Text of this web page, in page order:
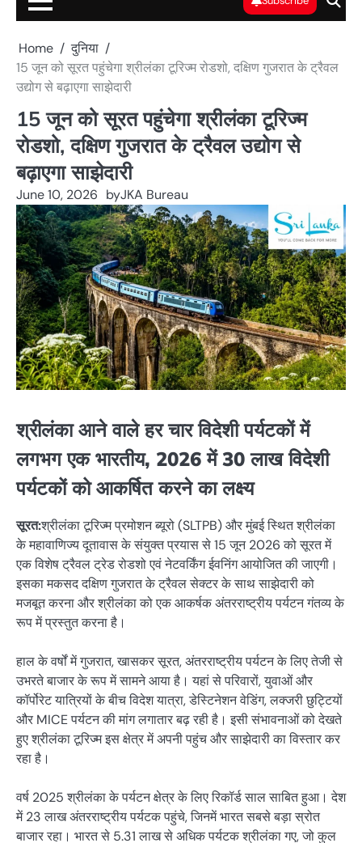
Home
दुनिया
15 जून को सूरत पहुंचेगा श्रीलंका टूरिज्म रोडशो, दक्षिण गुजरात के ट्रैवल
उद्योग से बढ़ाएगा साझेदारी
15 जून को सूरत पहुंचेगा श्रीलंका टूरिज्म
रोडशो, दक्षिण गुजरात के ट्रैवल उद्योग से
बढ़ाएगा साझेदारी
June 10, 2026 byJKA Bureau
श्रीलंका आने वाले हर चार विदेशी पर्यटकों में
लगभग एक भारतीय, 2026 में 30 लाख विदेशी
पर्यटकों को आकर्षित करने का लक्ष्य
सूरत:श्रीलंका टूरिज्म प्रमोशन ब्यूरो (SLTPB) और मुंबई स्थित श्रीलंका
के महावाणिज्य दूतावास के संयुक्त प्रयास से 15 जून 2026 को सूरत में
एक विशेष ट्रैवल ट्रेड रोडशो एवं नेटवर्किंग ईवनिंग आयोजित की जाएगी।
इसका मकसद दक्षिण गुजरात के ट्रैवल सेक्टर के साथ साझेदारी को
मजबूत करना और श्रीलंका को एक आकर्षक अंतरराष्ट्रीय पर्यटन गंतव्य के
रूप में प्रस्तुत करना है।
हाल के वर्षों में गुजरात, खासकर सूरत, अंतरराष्ट्रीय पर्यटन के लिए तेजी से
उभरते बाजार के रूप में सामने आया है। यहां से परिवारों, युवाओं और
कॉर्पोरेट यात्रियों के बीच विदेश यात्रा, डेस्टिनेशन वेडिंग, लक्जरी छुट्टियों
और MICE पर्यटन की मांग लगातार बढ़ रही है। इसी संभावनाओं को देखते
हुए श्रीलंका टूरिज्म इस क्षेत्र में अपनी पहुंच और साझेदारी का विस्तार कर
रहा है।
वर्ष 2025 श्रीलंका के पर्यटन क्षेत्र के लिए रिकॉर्ड साल साबित हुआ। देश
में 23 लाख अंतरराष्ट्रीय पर्यटक पहुंचे, जिनमें भारत सबसे बड़ा स्रोत
बाजार रहा। भारत से 5.31 लाख से अधिक पर्यटक श्रीलंका गए, जो कुल